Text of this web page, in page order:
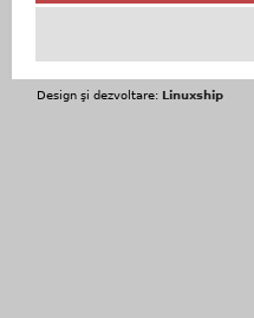
Design şi dezvoltare: Linuxship